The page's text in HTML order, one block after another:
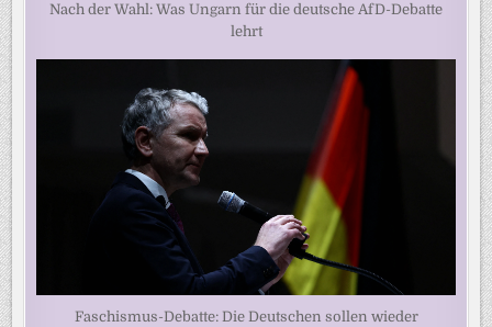
Nach der Wahl: Was Ungarn für die deutsche AfD-Debatte
lehrt
Faschismus-Debatte: Die Deutschen sollen wieder